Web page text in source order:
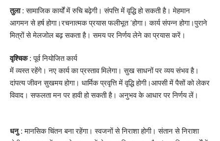
तुला : सामाजिक कार्यों में रुचि बढ़ेगी। संपत्ति में वृद्धि हो सकती है। मेहमान
आगमन से हर्ष होगा।रचनात्मक प्रयास फलीभूत ‘होगा। कार्य संपन्न होगा।पुराने
मित्रों से मेलजोल बढ़ सकता है। समय पर निर्णय लेने का प्रयास करें।
वृश्चिक :पूर्व नियोजित कार्य
में व्यस्त रहेंगे। नए कार्य का प्रस्ताव मिलेगा। सुख साधनों पर व्यय संभव है।
दांपत्य जीवन सुखमय होगा। धार्मिक प्रवृत्ति में वृद्धि होगी।आपसी में पैसों को लेकर
विवाद। सफलता मन पर हावी हो सकती है। अनुभव के आधार पर निर्णय लें।
धनु : मानसिक चिंतन बना रहेंगा। स्वजनों से निराशा होगी। संतान से निराशा